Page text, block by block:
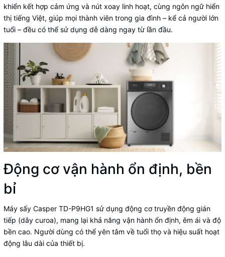
khiển kết hợp cảm ứng và nút xoay linh hoạt, cùng ngôn ngữ hiển
thị tiếng Việt, giúp mọi thành viên trong gia đình – kể cả người lớn
tuổi – đều có thể sử dụng dễ dàng ngay từ lần đầu.
Động cơ vận hành ổn định, bền
bỉ
Máy sấy Casper TD-P9HG1 sử dụng động cơ truyền động gián
tiếp (dây curoa), mang lại khả năng vận hành ổn định, êm ái và độ
bền cao. Người dùng có thể yên tâm về tuổi thọ và hiệu suất hoạt
động lâu dài của thiết bị.